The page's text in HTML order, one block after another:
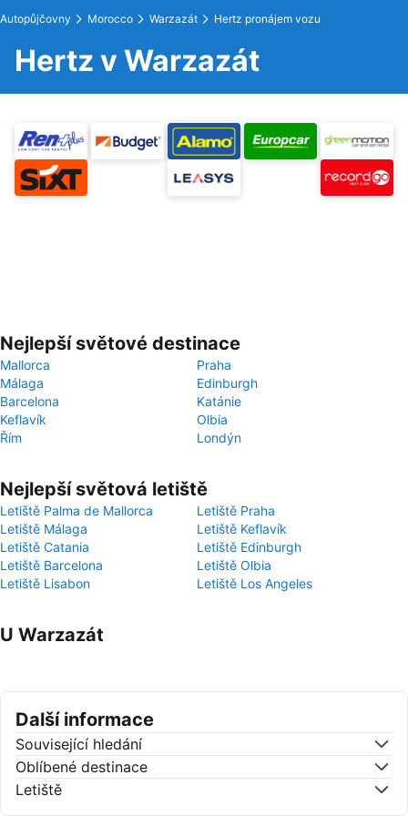
Autopůjčovny Morocco Warzazát Hertz pronájem vozu
Hertz v Warzazát
Nejlepší světové destinace
Mallorca
Praha
Málaga
Edinburgh
Barcelona
Katánie
Keflavík
Olbia
Řím
Londýn
Nejlepší světová letiště
Letiště Palma de Mallorca
Letiště Praha
Letiště Málaga
Letiště Keflavík
Letiště Catania
Letiště Edinburgh
Letiště Barcelona
Letiště Olbia
Letiště Lisabon
Letiště Los Angeles
U Warzazát
Další informace
Související hledání
Oblíbené destinace
Letiště